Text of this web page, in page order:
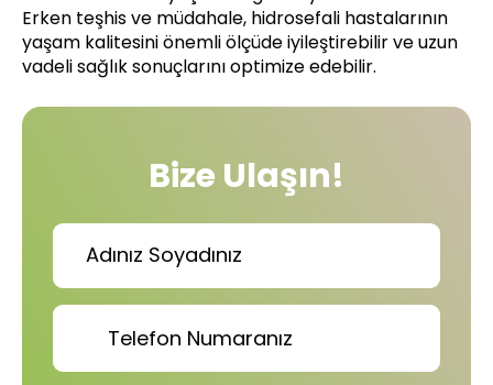
Erken teşhis ve müdahale, hidrosefali hastalarının
yaşam kalitesini önemli ölçüde iyileştirebilir ve uzun
vadeli sağlık sonuçlarını optimize edebilir.
Bize Ulaşın!